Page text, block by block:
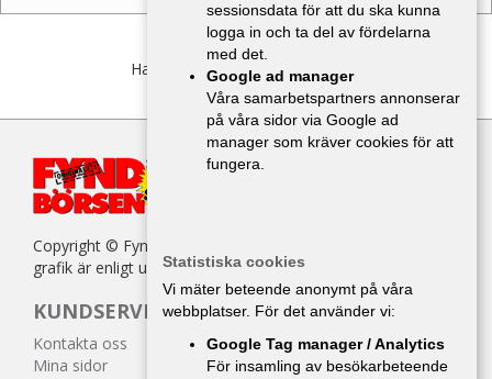
Har du inget konto?Bli medlem
Copyright © Fyndbörsen. All kopiering av texter, bilder eller
grafik är enligt upphovsrättslagen förbjuden.
KUNDSERVICE
Kontakta oss
Mina sidor
sessionsdata för att du ska kunna
logga in och ta del av fördelarna
med det.
Google ad manager
Våra samarbetspartners annonserar
på våra sidor via Google ad
manager som kräver cookies för att
fungera.
Statistiska cookies
Vi mäter beteende anonymt på våra
webbplatser. För det använder vi:
Google Tag manager / Analytics
För insamling av besökarbeteende